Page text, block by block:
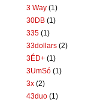
3 Way (1)
30DB (1)
335 (1)
33dollars (2)
3ÉD+ (1)
3UmSó (1)
3x (2)
43duo (1)